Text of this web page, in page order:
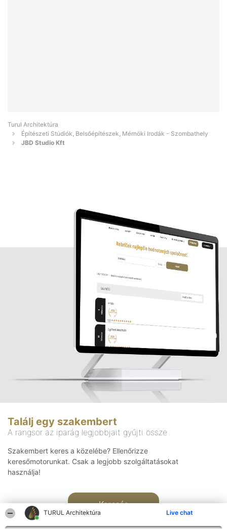
TURUL Architektúra Live chat
Turul Architektúra
Építészeti Stúdiók, Belsőépítészek, Mérnöki Irodák - Szombathely
JBD Studio Kft
Találj egy szakembert
A rangsor az iparág legjobbjait gyűjti össze
Szakembert keres a közelébe? Ellenőrizze
keresőmotorunkat. Csak a legjobb szolgáltatásokat
használja!
Keresés